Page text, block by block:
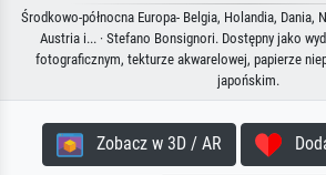
Środkowo-północna Europa- Belgia, Holandia, Dania,
Austria i... · Stefano Bonsignori. Dostępny jako
fotograficznym, tekturze akwarelowej, papierze
japońskim.
Zobacz w 3D / AR